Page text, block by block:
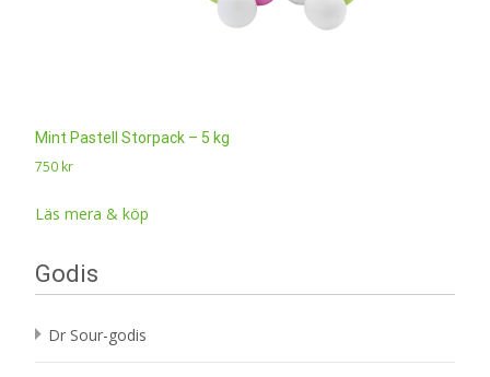
Mint Pastell Storpack – 5 kg
750 kr
Läs mera & köp
Godis
Dr Sour-godis